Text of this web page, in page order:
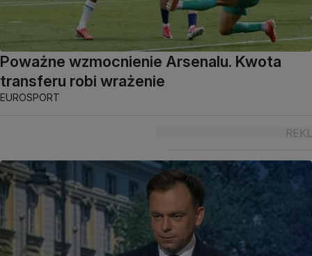
Poważne wzmocnienie Arsenalu. Kwota
transferu robi wrażenie
EUROSPORT